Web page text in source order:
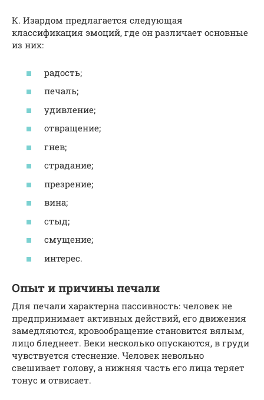
К. Изардом предлагается следующая
классификация эмоций, где он различает основные
из них:
радость;
печаль;
удивление;
отвращение;
гнев;
страдание;
презрение;
вина;
стыд;
смущение;
интерес.
Опыт и причины печали
Для печали характерна пассивность: человек не
предпринимает активных действий, его движения
замедляются, кровообращение становится вялым,
лицо бледнеет. Веки несколько опускаются, в груди
чувствуется стеснение. Человек невольно
свешивает голову, а нижняя часть его лица теряет
тонус и отвисает.